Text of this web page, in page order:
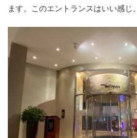
ます。このエントランスはいい感じ。